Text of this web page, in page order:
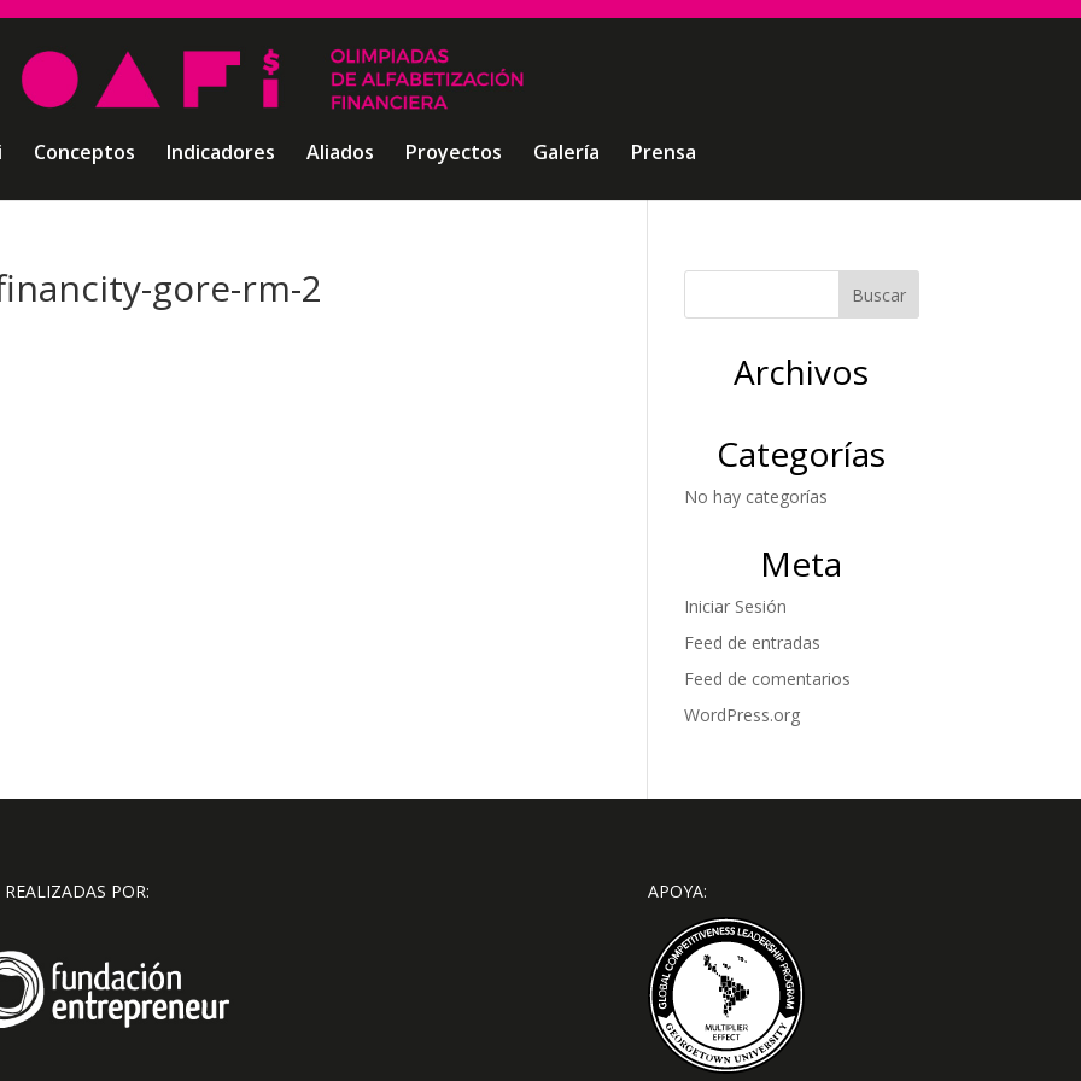
Conceptos Indicadores Aliados Proyectos Galería Prensa
gore-rm-2
Archivos
Categorías
No hay categorías
Meta
Iniciar Sesión
Feed de entradas
Feed de comentarios
WordPress.org
POR: APOYA: